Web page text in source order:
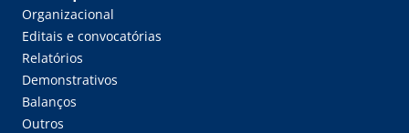
Organizacional
Editais e convocatórias
Relatórios
Demonstrativos
Balanços
Outros